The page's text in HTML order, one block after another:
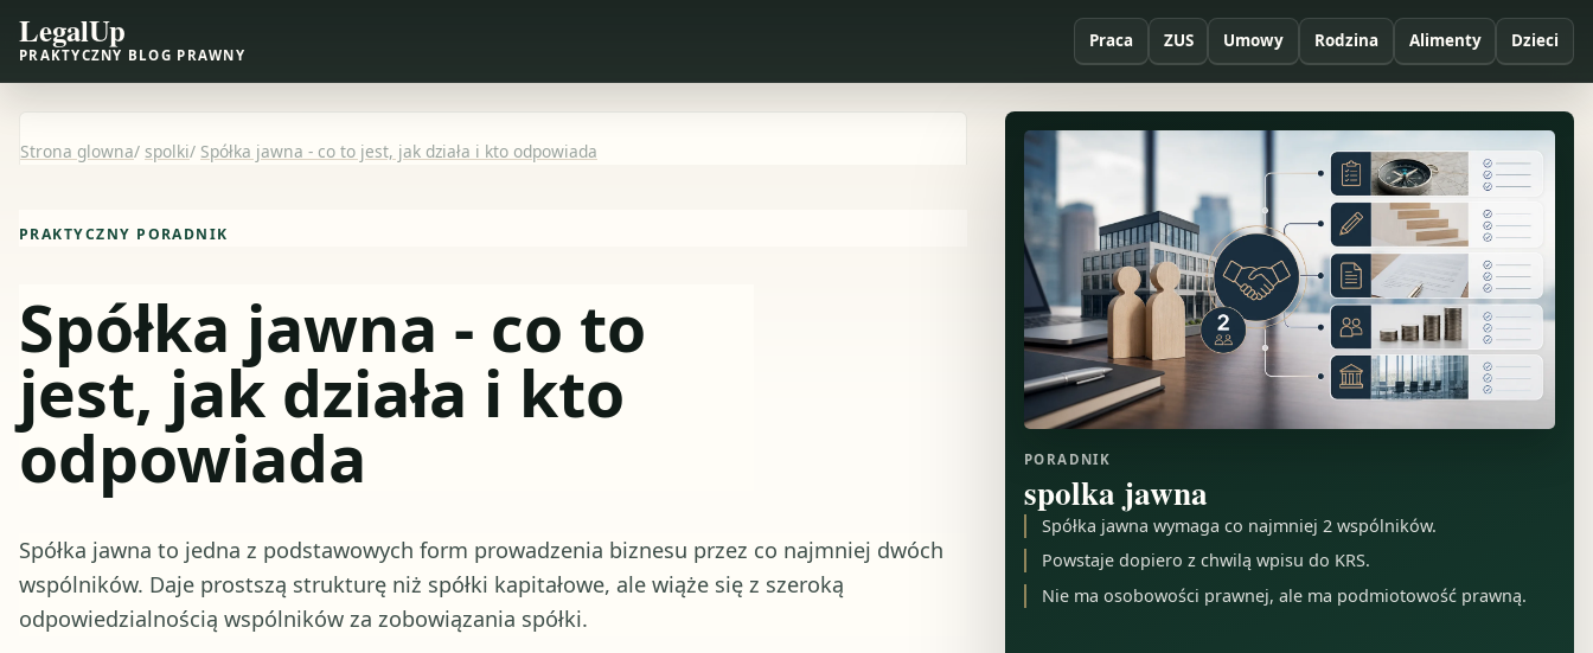
LegalUp
PRAKTYCZNY BLOG PRAWNY
Praca ZUS Umowy Rodzina Alimenty Dzieci
Strona glowna/ spolki/ Spółka jawna - co to jest, jak działa i kto odpowiada
PRAKTYCZNY PORADNIK
Spółka jawna - co to
jest, jak działa i kto
odpowiada
Spółka jawna to jedna z podstawowych form prowadzenia biznesu przez co najmniej dwóch
wspólników. Daje prostszą strukturę niż spółki kapitałowe, ale wiąże się z szeroką
odpowiedzialnością wspólników za zobowiązania spółki.
PORADNIK
spolka jawna
Spółka jawna wymaga co najmniej 2 wspólników.
Powstaje dopiero z chwilą wpisu do KRS.
Nie ma osobowości prawnej, ale ma podmiotowość prawną.